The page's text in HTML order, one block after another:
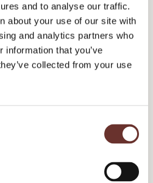
and to analyse our traffic.
about your use of our site with
and analytics partners who
information that you’ve
collected from your use
floskel-alarmerne
For vi gider hverken
hinanden gode,
være aligned,
– for slet ikke at
samme. For som Anne
er ikke det, du siger…